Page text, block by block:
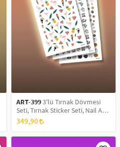
ART-3993'lü Tırnak Dövmesi
Seti, Tırnak Sticker Seti, Nail Art,
Tattoo
349,90